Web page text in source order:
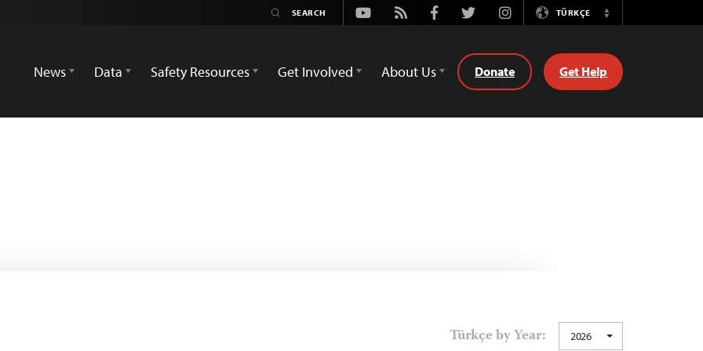
Youtube
Rss FacebookTwitterInstagramTÜRKÇE
Switch
News
Data Safety Resources Get Involved About Us Donate Get Help
Türkçe by Year: 2026